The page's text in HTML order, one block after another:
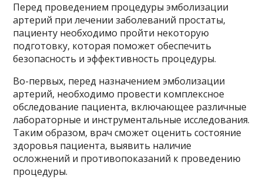
Перед проведением процедуры эмболизации
артерий при лечении заболеваний простаты,
пациенту необходимо пройти некоторую
подготовку, которая поможет обеспечить
безопасность и эффективность процедуры.
Во-первых, перед назначением эмболизации
артерий, необходимо провести комплексное
обследование пациента, включающее различные
лабораторные и инструментальные исследования.
Таким образом, врач сможет оценить состояние
здоровья пациента, выявить наличие
осложнений и противопоказаний к проведению
процедуры.